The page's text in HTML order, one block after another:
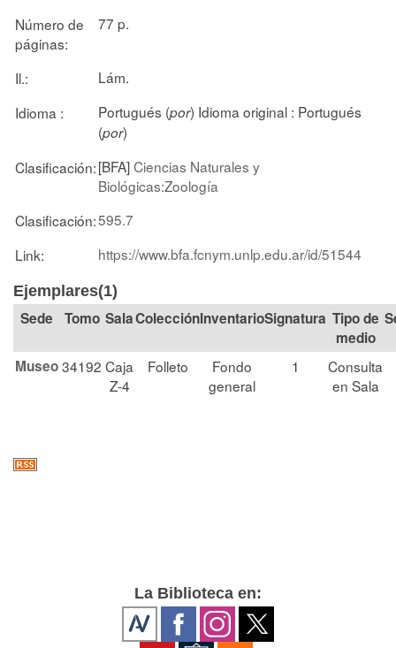
Número de
páginas:
77 p.
Il.:
Lám.
Idioma :
Portugués (por) Idioma original : Portugués
(por)
Clasificación:[BFA]Ciencias Naturales y
Biológicas:Zoología
Clasificación:595.7
Link:
https://www.bfa.fcnym.unlp.edu.ar/id/51544
Ejemplares(1)
Tomo SalaColección Signatura Tipo de
medio
Museo34192 Caja
Z-4
Folleto
Fondo
general
1
Consulta
en Sala
La Biblioteca en: